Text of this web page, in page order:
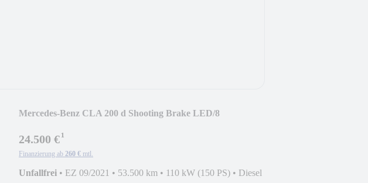
Mercedes-Benz CLA 200 d Shooting Brake LED/8
24.500 €¹
Finanzierung ab 260 € mtl.
Unfallfrei • EZ 09/2021 • 53.500 km • 110 kW (150 PS) • Diesel